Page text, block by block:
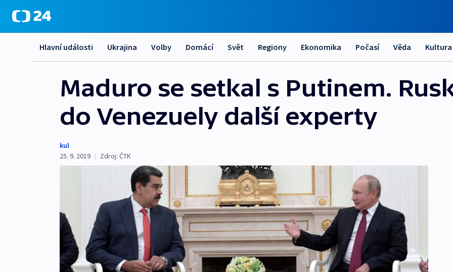
Hlavní události Ukrajina Volby Domácí Svět Regiony Ekonomika Počasí Věda Kultura
Maduro se setkal s Putinem.
do Venezuely další experty
kul
25. 9. 2019 | Zdroj: ČTK